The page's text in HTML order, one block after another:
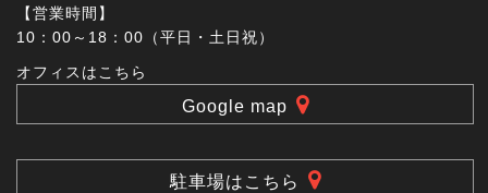
【営業時間】
10：00～18：00（平日・土日祝）
オフィスはこちら
Google map
駐車場はこちら